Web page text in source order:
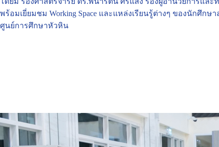
พร้อมเยี่ยมชม Working Space และแหล่งเรียนรู้ต่างๆ ของนักศึก
ศูนย์การศึกษา​หัวหิน